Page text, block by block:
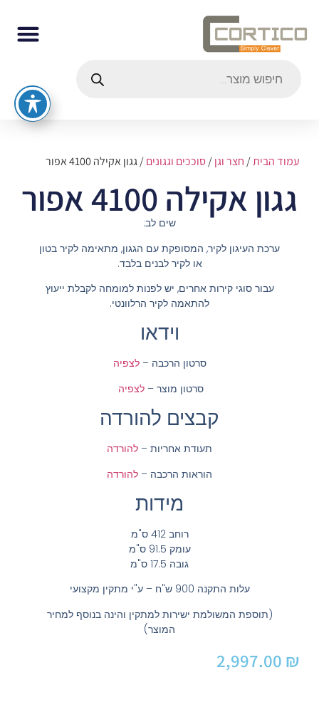
עמוד הבית/חצר וגן/סוככים וגגונים/ גגון אקילה 4100 אפור
גגון אקילה 4100 אפור
שים לב:
ערכת העיגון לקיר, המסופקת עם הגגון, מתאימה לקיר בטון
או לקיר לבנים בלבד.
עבור סוגי קירות אחרים, יש לפנות למומחה לקבלת ייעוץ
להתאמה לקיר הרלוונטי.
וידאו
סרטון הרכבה –לצפיה
סרטון מוצר – לצפיה
קבצים להורדה
תעודת אחריות – להורדה
הוראות הרכבה – להורדה
מידות
רוחב 412 ס"מ
עומק 91.5 ס"מ
גובה 17.5 ס"מ
עלות התקנה 900 ש"ח – ע"י מתקין מקצועי
(תוספת המשולמת ישירות למתקין והינה בנוסף למחיר
המוצר)
2,997.00 ₪